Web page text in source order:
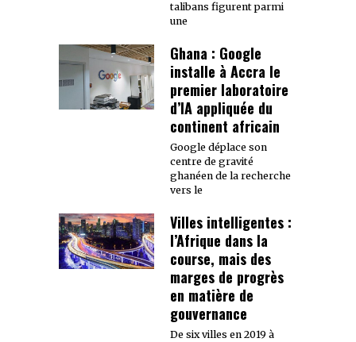
talibans figurent parmi
une
Ghana : Google
installe à Accra le
premier laboratoire
d’IA appliquée du
continent africain
Google déplace son
centre de gravité
ghanéen de la recherche
vers le
Villes intelligentes :
l’Afrique dans la
course, mais des
marges de progrès
en matière de
gouvernance
De six villes en 2019 à